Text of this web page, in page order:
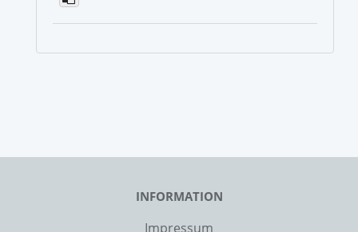
INFORMATION
Impressum